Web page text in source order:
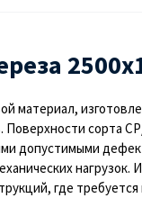
материал,
сорта
допустимыми
нагрузок.
где